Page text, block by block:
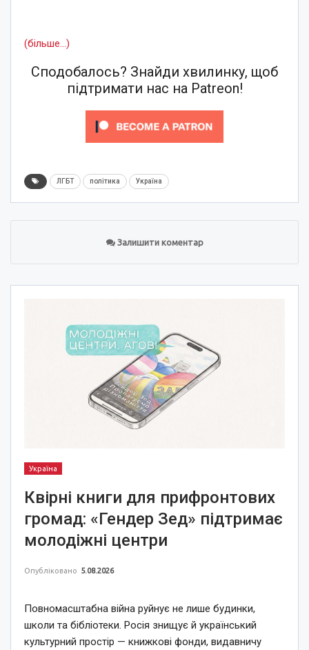
(більше…)
Сподобалось? Знайди хвилинку, щоб
підтримати нас на Patreon!
ЛГБТ політика Україна
Залишити коментар
Україна
Квірні книги для прифронтових
громад: «Гендер Зед» підтримає
молодіжні центри
Опубліковано 5.08.2026
Повномасштабна війна руйнує не лише будинки,
школи та бібліотеки. Росія знищує й український
культурний простір — книжкові фонди, видавничу